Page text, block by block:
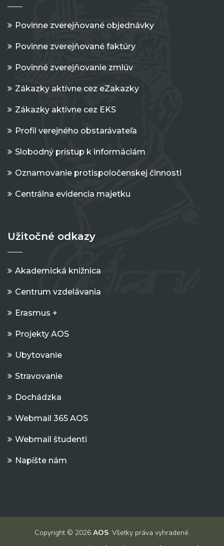
Povinne zverejňované objednávky
Povinne zverejňované faktúry
Povinné zverejňovanie zmlúv
Zákazky aktívne cez eZakazky
Zákazky aktívne cez EKS
Profil verejného obstarávateľa
Slobodný prístup k informáciám
Oznamovanie protispoločenskej činnosti
Centrálna evidencia majetku
Užitočné odkazy
Akademická knižnica
Centrum vzdelávania
Erasmus +
Projekty AOS
Ubytovanie
Stravovanie
Dochádzka
Webmail 365 AOS
Webmail študenti
Napíšte nám
Copyright © 2026 AOS. Všetky práva vyhradené.